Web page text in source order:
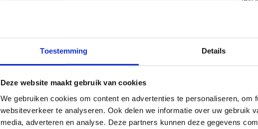
Toestemming Details
Deze website maakt gebruik van cookies
We gebruiken cookies om content en advertenties te personaliseren, om
websiteverkeer te analyseren. Ook delen we informatie over uw gebruik
media, adverteren en analyse. Deze partners kunnen deze gegevens